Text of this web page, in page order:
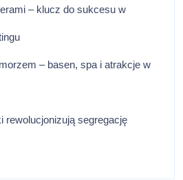
– klucz do sukcesu w
– basen, spa i atrakcje w
rewolucjonizują segregację